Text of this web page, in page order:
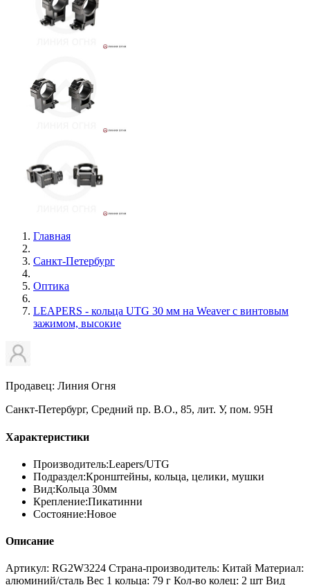
Главная
Санкт-Петербург
Оптика
LEAPERS - кольца UTG 30 мм на Weaver с винтовым
зажимом, высокие
Продавец: Линия Огня
Санкт-Петербург, Средний пр. В.О., 85, лит. У, пом. 95Н
Характеристики
Производитель:Leapers/UTG
Подраздел:Кронштейны, кольца, целики, мушки
Вид:Кольца 30мм
Крепление:Пикатинни
Состояние:Новое
Описание
Артикул: RG2W3224 Страна-производитель: Китай Материал:
алюминий/сталь Вес 1 кольца: 79 г Кол-во колец: 2 шт Вид